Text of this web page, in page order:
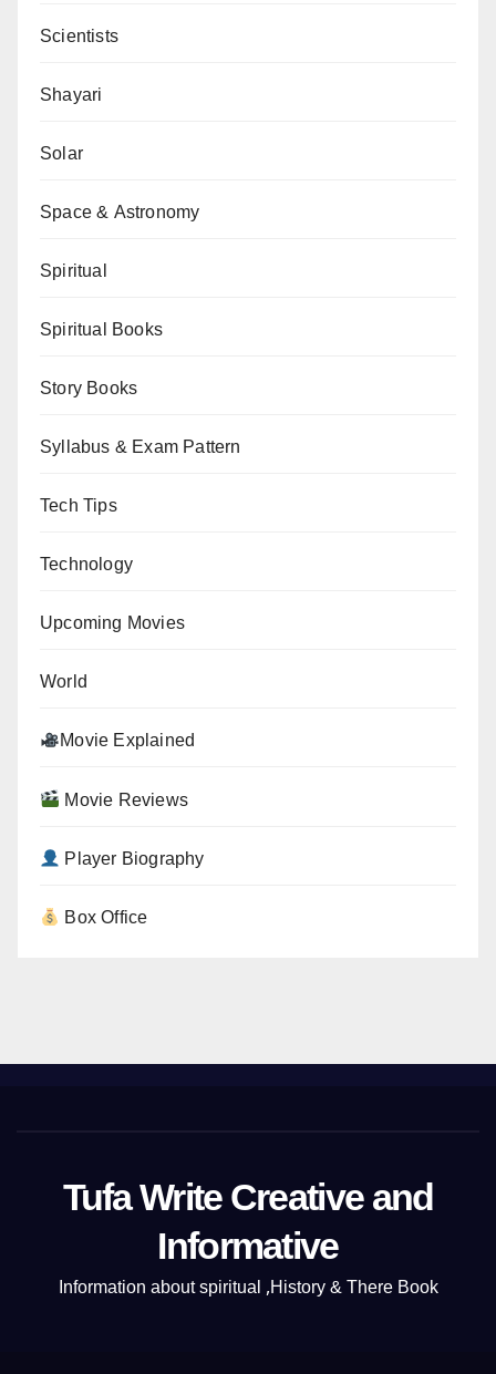
Scientists
Shayari
Solar
Space & Astronomy
Spiritual
Spiritual Books
Story Books
Syllabus & Exam Pattern
Tech Tips
Technology
Upcoming Movies
World
Movie Explained
Movie Reviews
Player Biography
Box Office
Tufa Write Creative and
Informative
Information about spiritual ,History & There Book